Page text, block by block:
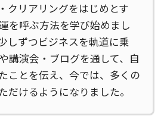
クリアリングをはじめとす
を呼ぶ方法を学び始めまし
しずつビジネスを軌道に乗
講演会・ブログを通して、自
ことを伝え、今では、多くの
だけるようになりました。